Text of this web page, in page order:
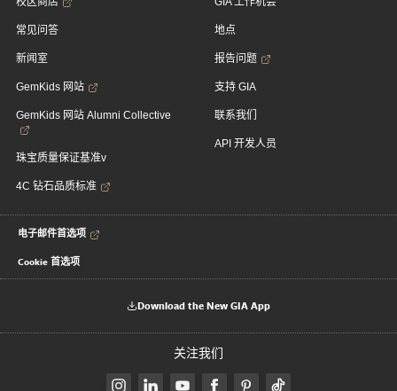
常见问答
新闻室
GemKids 网站
GemKids 网站 Alumni Collective
珠宝质量保证基准v
4C 钻石品质标准
地点
报告问题
支持 GIA
联系我们
API 开发人员
电子邮件首选项
Cookie 首选项
Download the New GIA App
关注我们